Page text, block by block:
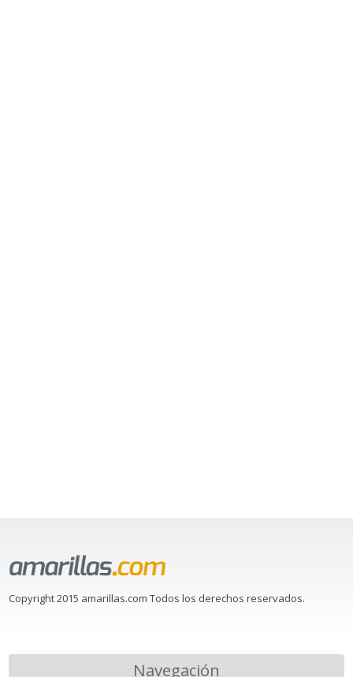
Copyright 2015 amarillas.com Todos los derechos reservados.
Navegación